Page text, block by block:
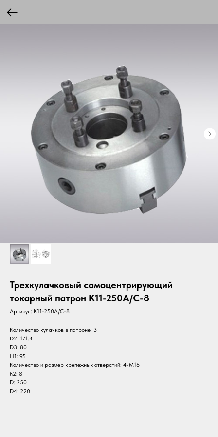
Трехкулачковый самоцентрирующий
токарный патрон K11-250A/C-8
Артикул: K11-250A/C-8
Количество кулачков в патроне: 3
D2: 171.4
D3: 80
H1: 95
Количество и размер крепежных отверстий: 4-M16
h2: 8
D: 250
D4: 220